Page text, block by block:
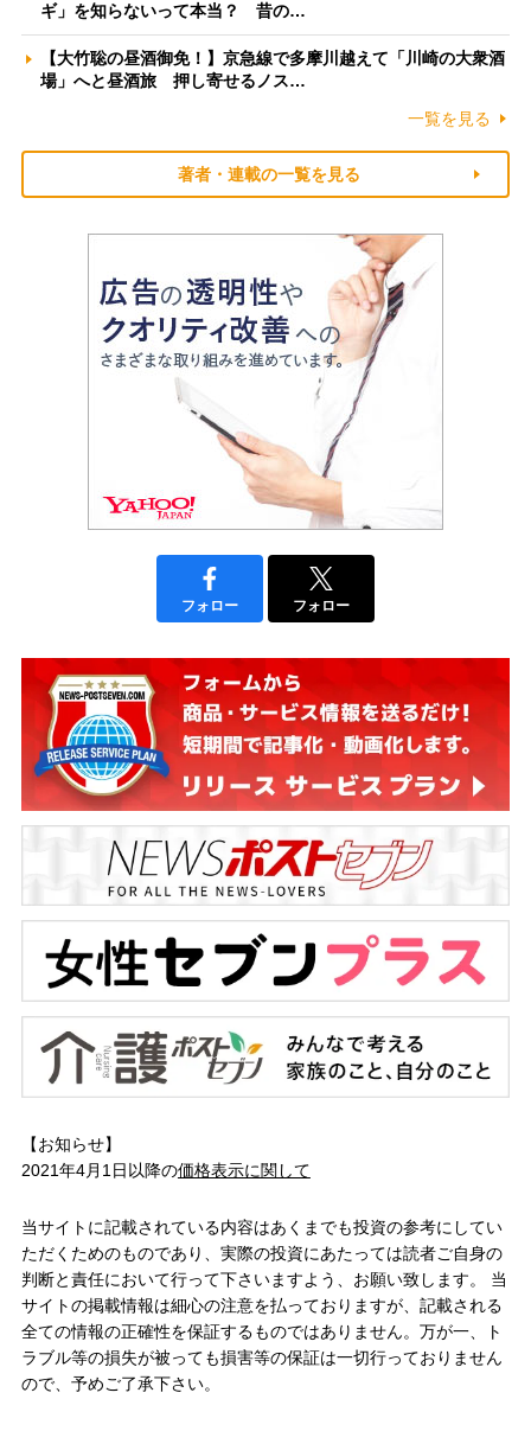
ギ」を知らないって本当？ 昔の…
【大竹聡の昼酒御免！】京急線で多摩川越えて「川崎の大衆酒
場」へと昼酒旅 押し寄せるノス…
一覧を見る
著者・連載の一覧を見る
フォロー フォロー
【お知らせ】
2021年4月1日以降の価格表示に関して
当サイトに記載されている内容はあくまでも投資の参考にしてい
ただくためのものであり、実際の投資にあたっては読者ご自身の
判断と責任において行って下さいますよう、お願い致します。 当
サイトの掲載情報は細心の注意を払っておりますが、記載される
全ての情報の正確性を保証するものではありません。万が一、ト
ラブル等の損失が被っても損害等の保証は一切行っておりません
ので、予めご了承下さい。